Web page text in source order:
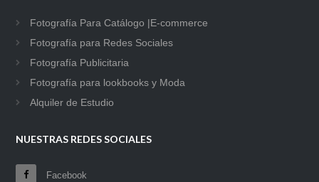
Fotografía Para Catálogo |E-commerce
Fotografía para Redes Sociales
Fotografía Publicitaria
Fotografía para lookbooks y Moda
Alquiler de Estudio
NUESTRAS REDES SOCIALES
Facebook